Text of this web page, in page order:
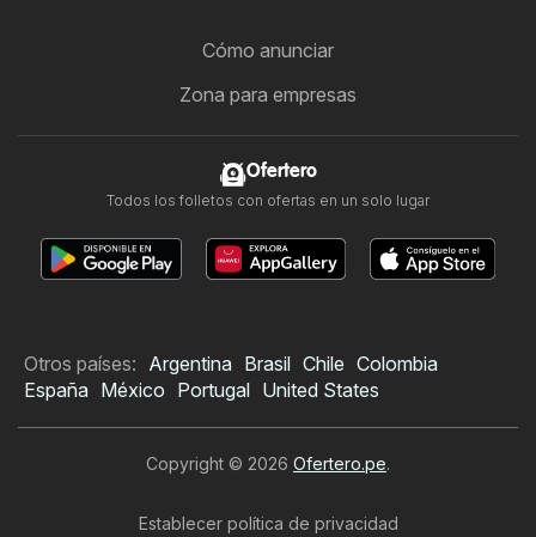
Cómo anunciar
Zona para empresas
Ofertero
Todos los folletos con ofertas en un solo lugar
Otros países: Argentina Brasil Chile Colombia
España México Portugal United States
Copyright © 2026 Ofertero.pe.
Establecer política de privacidad